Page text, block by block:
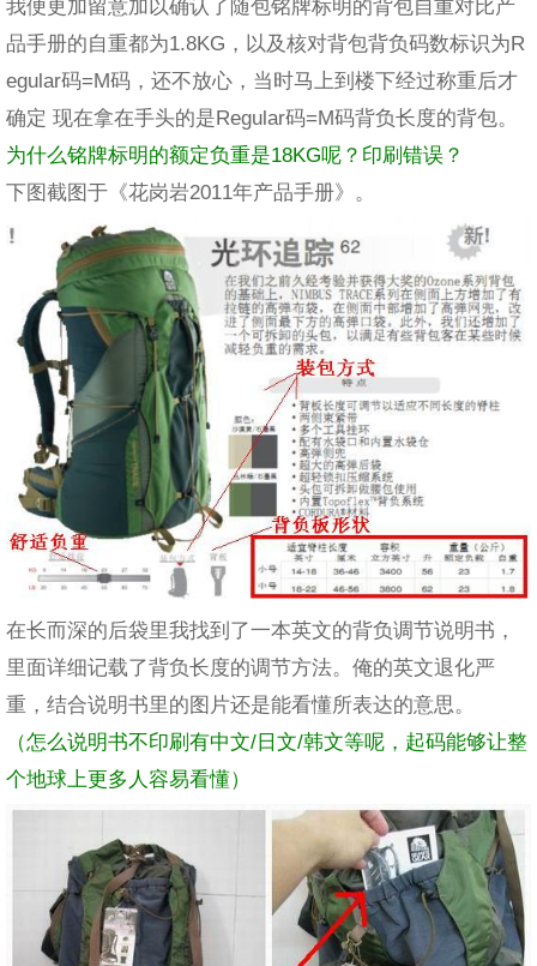
我便更加留意加以确认了随包铭牌标明的背包自重对比产
品手册的自重都为1.8KG，以及核对背包背负码数标识为R
egular码=M码，还不放心，当时马上到楼下经过称重后才
确定 现在拿在手头的是Regular码=M码背负长度的背包。
为什么铭牌标明的额定负重是18KG呢？印刷错误？
下图截图于《花岗岩2011年产品手册》。
在长而深的后袋里我找到了一本英文的背负调节说明书，
里面详细记载了背负长度的调节方法。俺的英文退化严
重，结合说明书里的图片还是能看懂所表达的意思。
（怎么说明书不印刷有中文/日文/韩文等呢，起码能够让整
个地球上更多人容易看懂）